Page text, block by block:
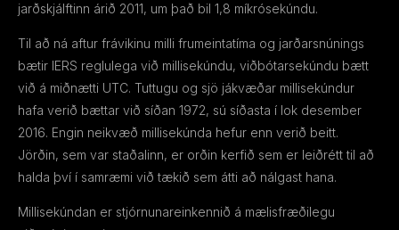
jarðskjálftinn árið 2011, um það bil 1,8 míkrósekúndu.
Til að ná aftur frávikinu milli frumeintatíma og jarðarsnúnings
bætir IERS reglulega við millisekúndu, viðbótarsekúndu bætt
við á miðnætti UTC. Tuttugu og sjö jákvæðar millisekúndur
hafa verið bættar við síðan 1972, sú síðasta í lok desember
2016. Engin neikvæð millisekúnda hefur enn verið beitt.
Jörðin, sem var staðalinn, er orðin kerfið sem er leiðrétt til að
halda því í samræmi við tækið sem átti að nálgast hana.
Millisekúndan er stjórnunareinkennið á mælisfræðilegu